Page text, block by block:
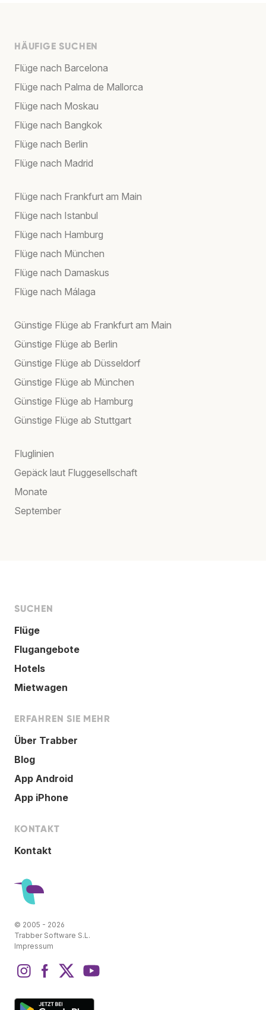
HÄUFIGE SUCHEN
Flüge nach Barcelona
Flüge nach Palma de Mallorca
Flüge nach Moskau
Flüge nach Bangkok
Flüge nach Berlin
Flüge nach Madrid
Flüge nach Frankfurt am Main
Flüge nach Istanbul
Flüge nach Hamburg
Flüge nach München
Flüge nach Damaskus
Flüge nach Málaga
Günstige Flüge ab Frankfurt am Main
Günstige Flüge ab Berlin
Günstige Flüge ab Düsseldorf
Günstige Flüge ab München
Günstige Flüge ab Hamburg
Günstige Flüge ab Stuttgart
Fluglinien
Gepäck laut Fluggesellschaft
Monate
September
SUCHEN
Flüge
Flugangebote
Hotels
Mietwagen
ERFAHREN SIE MEHR
Über Trabber
Blog
App Android
App iPhone
KONTAKT
Kontakt
© 2005 - 2026
Trabber Software S.L.
Impressum